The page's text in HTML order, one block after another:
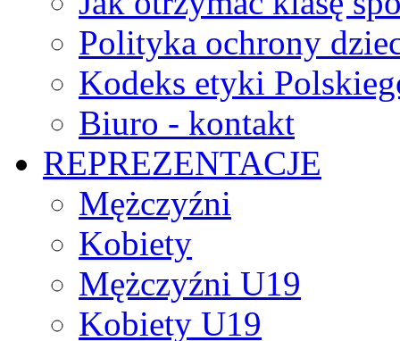
Polityka ochrony
Kodeks etyki
Biuro - kontakt
REPREZENTACJE
Mężczyźni
Kobiety
Mężczyźni U19
Kobiety U19